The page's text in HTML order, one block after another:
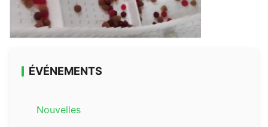
ÉVÉNEMENTS
Nouvelles